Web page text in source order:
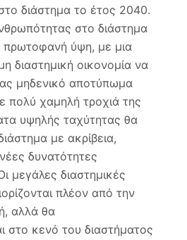
διάστημα το έτος 2040.
στο διάστημα
πρωτοφανή ύψη, με μια
διαστημική οικονομία να
μηδενικό αποτύπωμα
πολύ χαμηλή τροχιά της
υψηλής ταχύτητας θα
με ακρίβεια,
δυνατότητες
μεγάλες διαστημικές
πλέον από την
αλλά θα
στο κενό του διαστήματος